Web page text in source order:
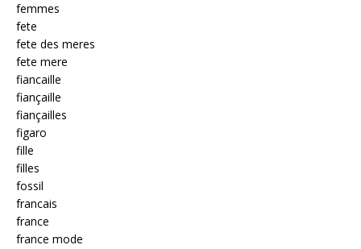
femmes
fete
fete des meres
fete mere
fiancaille
fiançaille
fiançailles
figaro
fille
filles
fossil
francais
france
france mode